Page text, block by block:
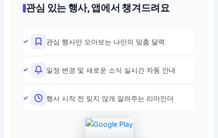
관심 있는 행사, 앱에서 챙겨드려요
관심 행사만 모아보는 나만의 맞춤 달력
일정 변경 및 새로운 소식 실시간 자동 안내
행사 시작 전 잊지 않게 알려주는 리마인더